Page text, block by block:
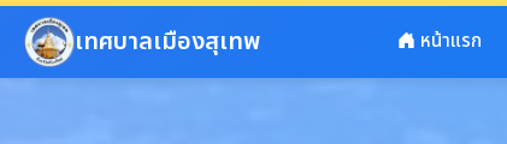
ข้ามไปยังเนื้อหาหลัก
เทศบาลเมืองสุเทพ หน้าแรก